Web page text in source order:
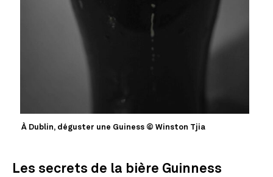
À Dublin, déguster une Guiness © Winston Tjia
Les secrets de la bière Guinness